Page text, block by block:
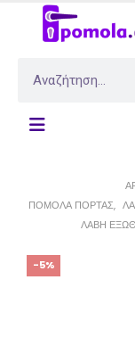
ΠΌΜΟΛΑ ΠΌΡΤΑΣ,
ΛΑΒΉ
-5%